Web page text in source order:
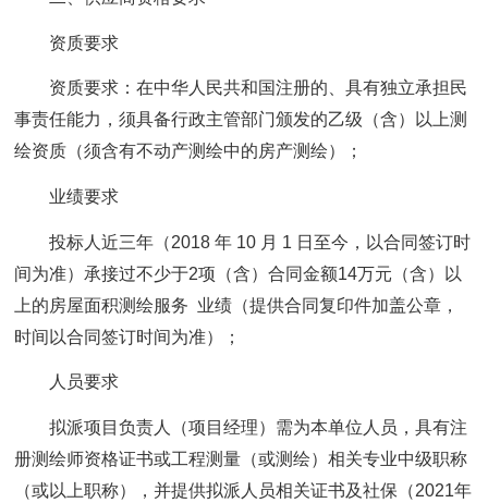
资质要求
资质要求：在中华人民共和国注册的、具有独立承担民
事责任能力，须具备行政主管部门颁发的乙级（含）以上测
绘资质（须含有不动产测绘中的房产测绘）；
业绩要求
投标人近三年（2018 年 10 月 1 日至今，以合同签订时
间为准）承接过不少于2项（含）合同金额14万元（含）以
上的房屋面积测绘服务 业绩（提供合同复印件加盖公章，
时间以合同签订时间为准）；
人员要求
拟派项目负责人（项目经理）需为本单位人员，具有注
册测绘师资格证书或工程测量（或测绘）相关专业中级职称
（或以上职称），并提供拟派人员相关证书及社保（2021年